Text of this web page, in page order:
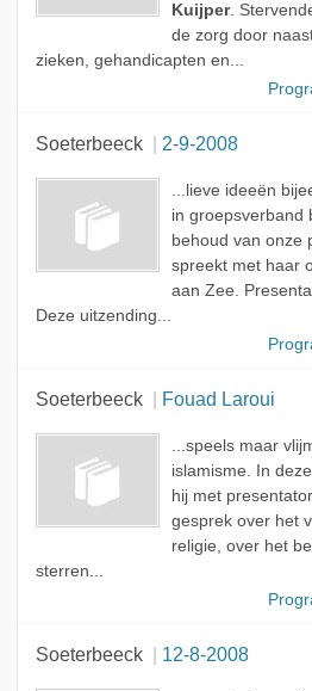
Kuijper.
de zorg door
zieken, gehandicapten en...
Soeterbeeck 2-9-2008
...lieve ideeën
in groepsverband
behoud van onze
spreekt met haar
aan Zee.
Deze uitzending...
Soeterbeeck Fouad Laroui
...speels maar
islamisme. In
hij met presentator
gesprek over het
religie, over het
sterren...
Soeterbeeck 12-8-2008